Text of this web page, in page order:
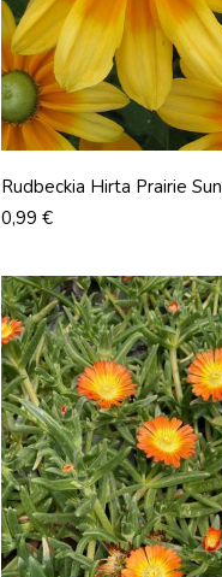
Rudbeckia Hirta Prairie Sun
Prix
0,99 €